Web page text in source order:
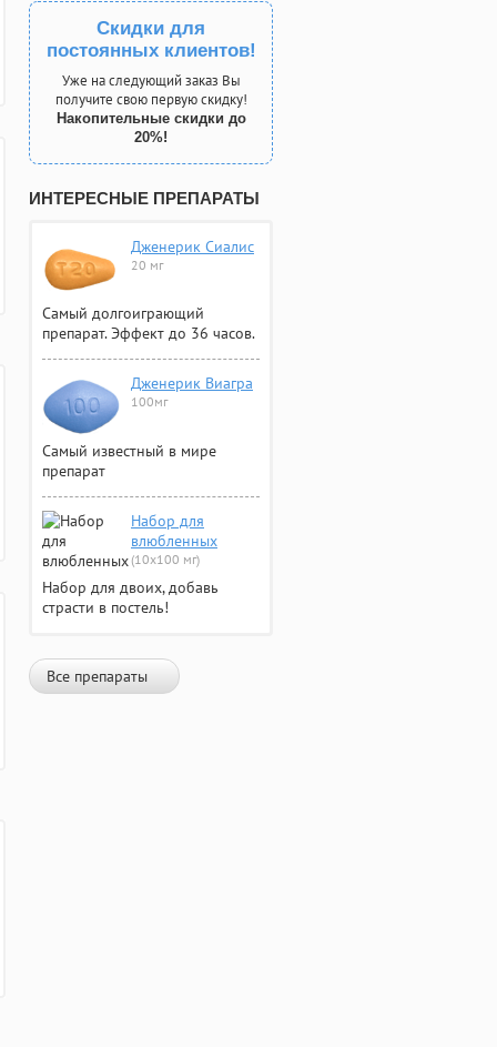
Скидки для
постоянных клиентов!
Уже на следующий заказ Вы
получите свою первую скидку!
Накопительные скидки до
20%!
ИНТЕРЕСНЫЕ ПРЕПАРАТЫ
Дженерик Сиалис
20 мг
Самый долгоиграющий
препарат. Эффект до 36 часов.
Дженерик Виагра
100мг
Самый известный в мире
препарат
Набор для
влюбленных
(10х100 мг)
Набор для двоих, добавь
страсти в постель!
Все препараты